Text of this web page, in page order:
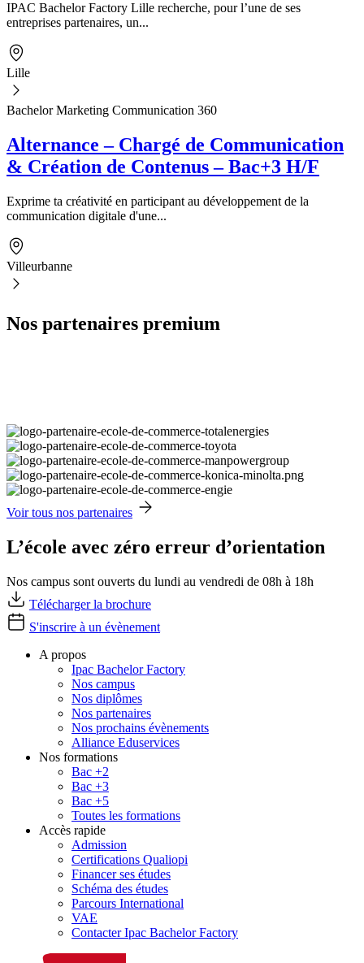
IPAC Bachelor Factory Lille recherche, pour l’une de ses
entreprises partenaires, un...
Lille
Bachelor Marketing Communication 360
Alternance – Chargé de Communication
& Création de Contenus – Bac+3 H/F
Exprime ta créativité en participant au développement de la
communication digitale d'une...
Villeurbanne
Nos partenaires premium
Voir tous nos partenaires
L’école avec zéro erreur d’orientation
Nos campus sont ouverts du lundi au vendredi de 08h à 18h
Télécharger la brochure
S'inscrire à un évènement
A propos
Ipac Bachelor Factory
Nos campus
Nos diplômes
Nos partenaires
Nos prochains évènements
Alliance Eduservices
Nos formations
Bac +2
Bac +3
Bac +5
Toutes les formations
Accès rapide
Admission
Certifications Qualiopi
Financer ses études
Schéma des études
Parcours International
VAE
Contacter Ipac Bachelor Factory